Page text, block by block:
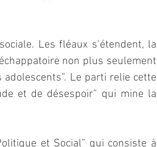
Les fléaux s’étendent, la
non plus seulement
Le parti relie cette
et de désespoir” qui mine la
et Social” qui consiste à